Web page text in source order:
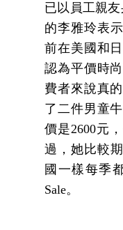
已以員工親
的李雅玲表
前在美國和
認為平價時
費者來說真
了二件男童
價是2600元
過，她比較
國一樣每季
Sale。